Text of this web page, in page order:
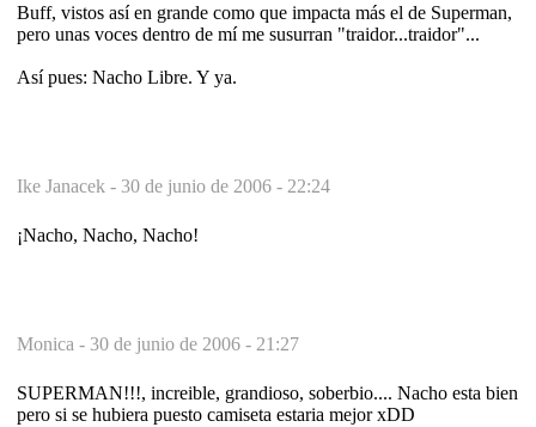
Buff, vistos así en grande como que impacta más el de Superman,
pero unas voces dentro de mí me susurran "traidor...traidor"...
Así pues: Nacho Libre. Y ya.
Ike Janacek - 30 de junio de 2006 - 22:24
¡Nacho, Nacho, Nacho!
Monica - 30 de junio de 2006 - 21:27
SUPERMAN!!!, increible, grandioso, soberbio.... Nacho esta bien
pero si se hubiera puesto camiseta estaria mejor xDD